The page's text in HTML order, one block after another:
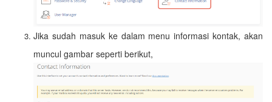
Jika sudah masuk ke dalam menu informasi kontak, akan
muncul gambar seperti berikut,